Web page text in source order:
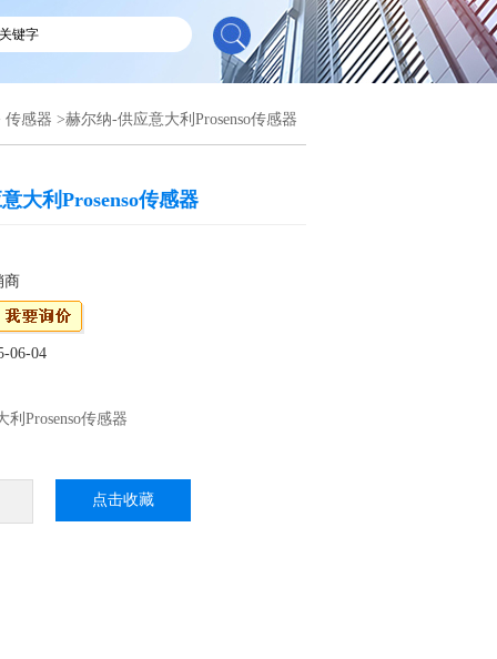
传感器 >赫尔纳-供应意大利Prosenso传感器
大利Prosenso传感器
商
06-04
Prosenso传感器
供一对一好的解决方案：赫尔纳大连公司在
处，可为您提供好的维修服务。
点击收藏